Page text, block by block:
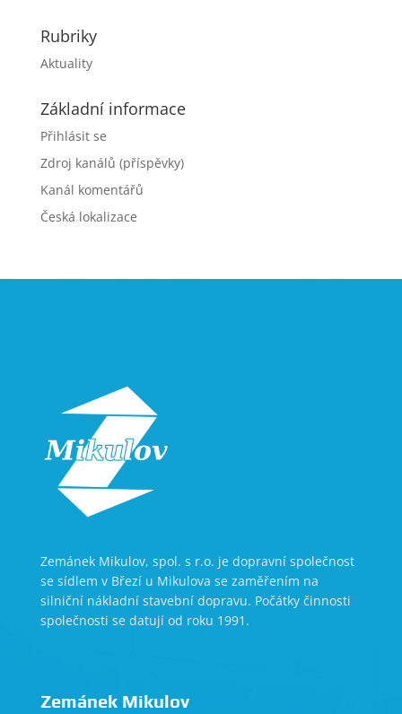
Rubriky
Aktuality
Základní informace
Přihlásit se
Zdroj kanálů (příspěvky)
Kanál komentářů
Česká lokalizace
Zemánek Mikulov, spol. s r.o. je dopravní společnost
se sídlem v Březí u Mikulova se zaměřením na
silniční nákladní stavební dopravu. Počátky činnosti
společnosti se datují od roku 1991.
Zemánek Mikulov